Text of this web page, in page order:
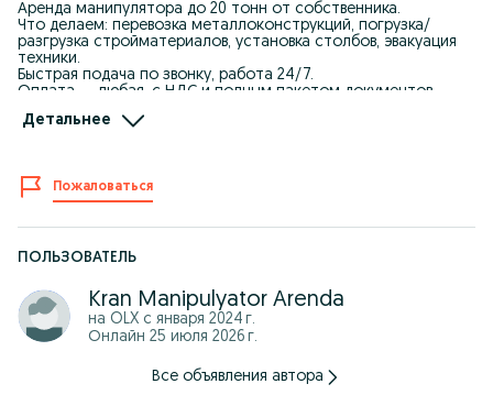
Аренда манипулятора до 20 тонн от собственника.
Что делаем: перевозка металлоконструкций, погрузка/
разгрузка стройматериалов, установка столбов, эвакуация
техники.
Быстрая подача по звонку, работа 24/7.
Оплата — любая, с НДС и полным пакетом документов.
Опытные водители, аккуратная подача.
Ключевые слова:
манипулятор с краном, установка опор, перевозка блоков,
аренда манипулятора, спецтехника в аренду
Metall konstruksiya, qurilish materiali yuklash/tushirish, ustun
o‘rnatish, texnika evakuatsiyasi.
24 soat xizmat, tez yetkazamiz.
Naqd, o‘tkazma, QQSli to‘lov, hujjatlar tayyor.
Haydovchilar tajribali.
Детальнее
Пожаловаться
ПОЛЬЗОВАТЕЛЬ
Kran Manipulyator Arenda
на OLX с января 2024 г.
Онлайн 25 июля 2026 г.
Все объявления автора